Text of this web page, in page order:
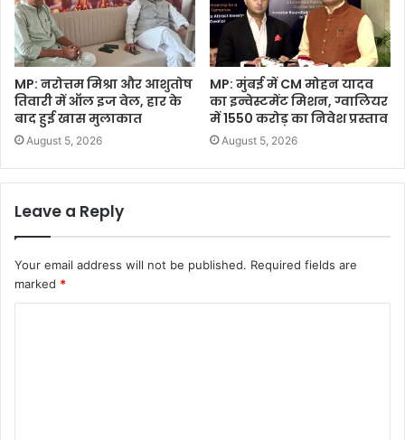
MP: नरोत्तम मिश्रा और आशुतोष
तिवारी में ऑल इज वेल, हार के
बाद हुई खास मुलाकात
August 5, 2026
MP: मुंबई में CM मोहन यादव
का इन्वेस्टमेंट मिशन, ग्वालियर
में 1550 करोड़ का निवेश प्रस्ताव
August 5, 2026
Leave a Reply
Your email address will not be published. Required fields are
marked *